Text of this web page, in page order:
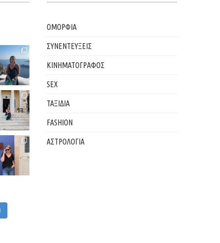
ΟΜΟΡΦΙΑ
ΣΥΝΕΝΤΕΥΞΕΙΣ
ΚΙΝΗΜΑΤΟΓΡΑΦΟΣ
SEX
ΤΑΞΙΔΙΑ
FASHION
ΑΣΤΡΟΛΟΓΙΑ